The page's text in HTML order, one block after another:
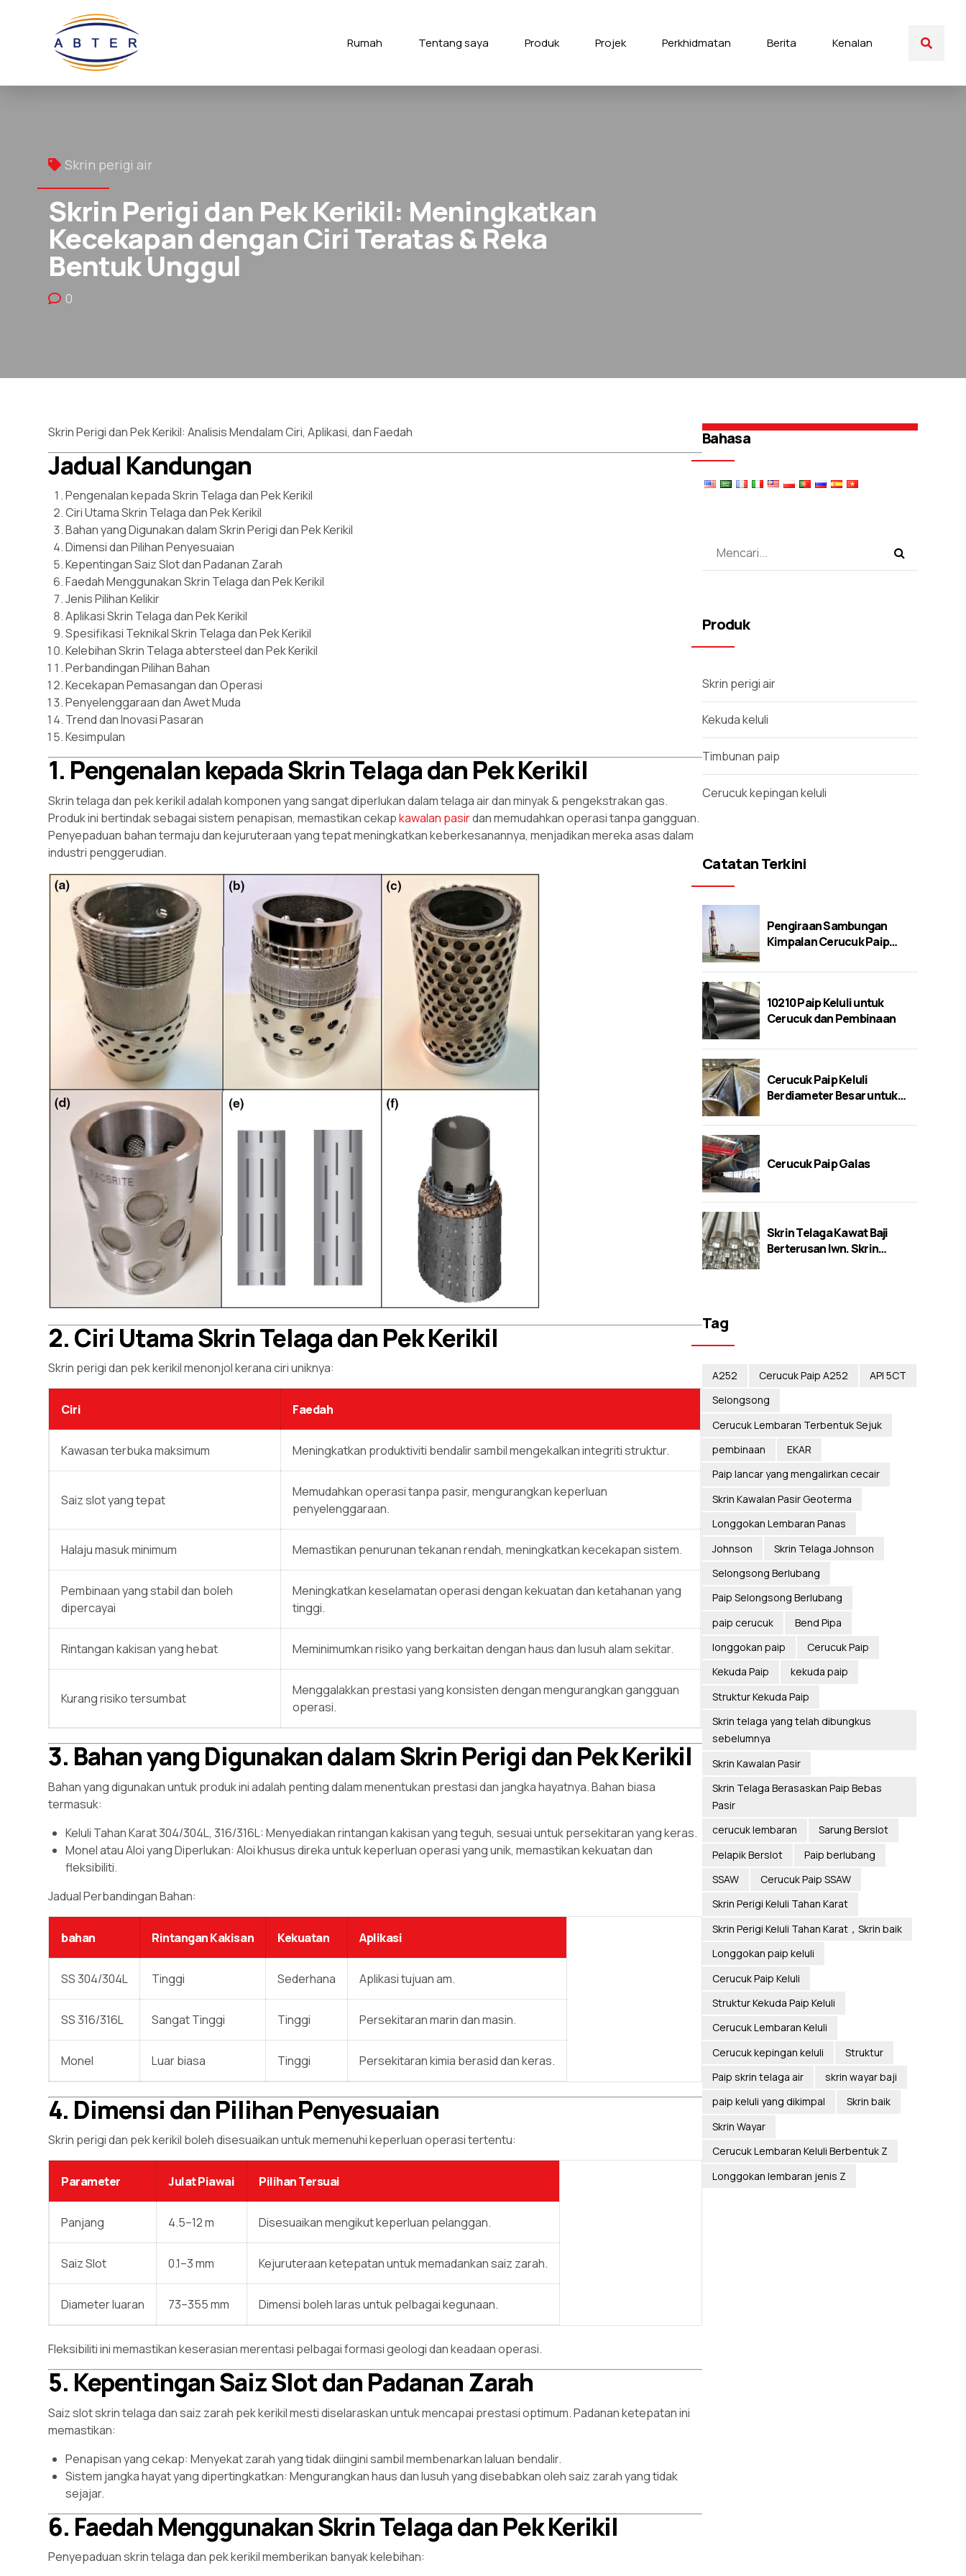
Rumah Tentang saya Produk Projek Perkhidmatan Berita Kenalan
Skrin perigi air
Skrin Perigi dan Pek Kerikil: Meningkatkan
Kecekapan dengan Ciri Teratas & Reka
Bentuk Unggul
0
Skrin Perigi dan Pek Kerikil: Analisis Mendalam Ciri, Aplikasi, dan Faedah
Jadual Kandungan
Pengenalan kepada Skrin Telaga dan Pek Kerikil
Ciri Utama Skrin Telaga dan Pek Kerikil
Bahan yang Digunakan dalam Skrin Perigi dan Pek Kerikil
Dimensi dan Pilihan Penyesuaian
Kepentingan Saiz Slot dan Padanan Zarah
Faedah Menggunakan Skrin Telaga dan Pek Kerikil
Jenis Pilihan Kelikir
Aplikasi Skrin Telaga dan Pek Kerikil
Spesifikasi Teknikal Skrin Telaga dan Pek Kerikil
Kelebihan Skrin Telaga abtersteel dan Pek Kerikil
Perbandingan Pilihan Bahan
Kecekapan Pemasangan dan Operasi
Penyelenggaraan dan Awet Muda
Trend dan Inovasi Pasaran
Kesimpulan
1. Pengenalan kepada Skrin Telaga dan Pek Kerikil
Skrin telaga dan pek kerikil adalah komponen yang sangat diperlukan dalam telaga air dan minyak & pengekstrakan gas.
Produk ini bertindak sebagai sistem penapisan, memastikan cekapkawalan pasirdan memudahkan operasi tanpa gangguan.
Penyepaduan bahan termaju dan kejuruteraan yang tepat meningkatkan keberkesanannya, menjadikan mereka asas dalam
industri penggerudian.
2. Ciri Utama Skrin Telaga dan Pek Kerikil
Skrin perigi dan pek kerikil menonjol kerana ciri uniknya:
Ciri Faedah
Kawasan terbuka maksimum Meningkatkan produktiviti bendalir sambil mengekalkan integriti struktur.
Saiz slot yang tepat
Memudahkan operasi tanpa pasir, mengurangkan keperluan
penyelenggaraan.
Halaju masuk minimum Memastikan penurunan tekanan rendah, meningkatkan kecekapan sistem.
Pembinaan yang stabil dan boleh
dipercayai
Meningkatkan keselamatan operasi dengan kekuatan dan ketahanan yang
tinggi.
Rintangan kakisan yang hebat Meminimumkan risiko yang berkaitan dengan haus dan lusuh alam sekitar.
Kurang risiko tersumbat
Menggalakkan prestasi yang konsisten dengan mengurangkan gangguan
operasi.
3. Bahan yang Digunakan dalam Skrin Perigi dan Pek Kerikil
Bahan yang digunakan untuk produk ini adalah penting dalam menentukan prestasi dan jangka hayatnya. Bahan biasa
termasuk:
Keluli Tahan Karat 304/304L, 316/316L: Menyediakan rintangan kakisan yang teguh, sesuai untuk persekitaran yang keras.
Monel atau Aloi yang Diperlukan: Aloi khusus direka untuk keperluan operasi yang unik, memastikan kekuatan dan
fleksibiliti.
Jadual Perbandingan Bahan:
bahan Rintangan Kakisan Kekuatan Aplikasi
SS 304/304L Tinggi Sederhana Aplikasi tujuan am.
SS 316/316L Sangat Tinggi Tinggi Persekitaran marin dan masin.
Monel Luar biasa Tinggi Persekitaran kimia berasid dan keras.
4. Dimensi dan Pilihan Penyesuaian
Skrin perigi dan pek kerikil boleh disesuaikan untuk memenuhi keperluan operasi tertentu:
Parameter Julat Piawai Pilihan Tersuai
Panjang 4.5–12 m Disesuaikan mengikut keperluan pelanggan.
Saiz Slot 0.1–3 mm Kejuruteraan ketepatan untuk memadankan saiz zarah.
Diameter luaran 73–355 mm Dimensi boleh laras untuk pelbagai kegunaan.
Fleksibiliti ini memastikan keserasian merentasi pelbagai formasi geologi dan keadaan operasi.
5. Kepentingan Saiz Slot dan Padanan Zarah
Saiz slot skrin telaga dan saiz zarah pek kerikil mesti diselaraskan untuk mencapai prestasi optimum. Padanan ketepatan ini
memastikan:
Penapisan yang cekap: Menyekat zarah yang tidak diingini sambil membenarkan laluan bendalir.
Sistem jangka hayat yang dipertingkatkan: Mengurangkan haus dan lusuh yang disebabkan oleh saiz zarah yang tidak
sejajar.
6. Faedah Menggunakan Skrin Telaga dan Pek Kerikil
Penyepaduan skrin telaga dan pek kerikil memberikan banyak kelebihan:
Bahasa
Produk
Skrin perigi air
Kekuda keluli
Timbunan paip
Cerucuk kepingan keluli
Catatan Terkini
Pengiraan Sambungan
Kimpalan Cerucuk Paip
10210 Paip Keluli untuk
Cerucuk dan Pembinaan
Cerucuk Paip Keluli
Berdiameter Besar untuk
Cerucuk Paip Galas
Skrin Telaga Kawat Baji
Berterusan lwn. Skrin
Tag
A252 Cerucuk Paip A252
API 5CT
Selongsong
Cerucuk Lembaran Terbentuk Sejuk
pembinaan
EKAR
Paip lancar yang mengalirkan cecair
Skrin Kawalan Pasir Geoterma
Longgokan Lembaran Panas
Johnson
Skrin Telaga Johnson
Selongsong Berlubang
Paip Selongsong Berlubang
paip cerucuk
Bend Pipa
longgokan paip
Cerucuk Paip
Kekuda Paip
kekuda paip
Struktur Kekuda Paip
Skrin telaga yang telah dibungkus
sebelumnya
Skrin Kawalan Pasir
Skrin Telaga Berasaskan Paip Bebas
Pasir
cerucuk lembaran
Sarung Berslot
Pelapik Berslot
Paip berlubang
SSAW
Cerucuk Paip SSAW
Skrin Perigi Keluli Tahan Karat
Skrin Perigi Keluli Tahan Karat，Skrin baik
Longgokan paip keluli
Cerucuk Paip Keluli
Struktur Kekuda Paip Keluli
Cerucuk Lembaran Keluli
Cerucuk kepingan keluli
Struktur
Paip skrin telaga air
skrin wayar baji
paip keluli yang dikimpal
Skrin baik
Skrin Wayar
Cerucuk Lembaran Keluli Berbentuk Z
Longgokan lembaran jenis Z